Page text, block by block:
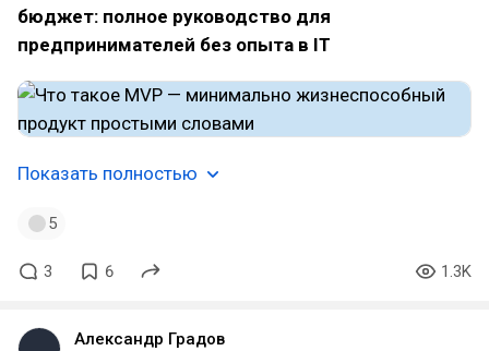
бюджет: полное руководство для
предпринимателей без опыта в IT
Показать полностью
5
3 6 1.3K
Александр Градов